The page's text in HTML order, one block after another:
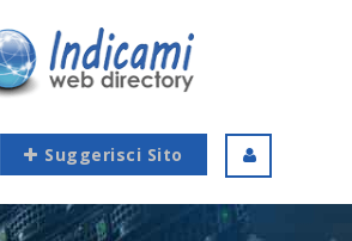
Suggerisci Sito